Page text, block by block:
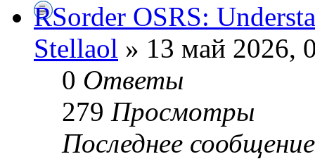
RSorder OSRS:
Stellaol » 13 май 2026,
0 Ответы
279 Просмотры
Последнее